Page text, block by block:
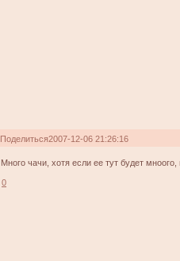
Поделиться2007-12-06 21:26:16
Много чачи, хотя если ее тут будет
0